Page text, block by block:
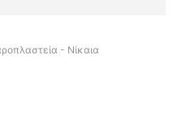
- Νίκαια